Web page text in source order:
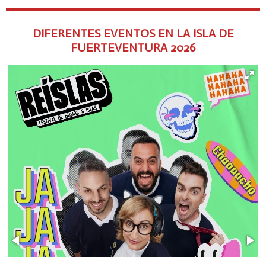
DIFERENTES EVENTOS EN LA ISLA DE
FUERTEVENTURA 2026